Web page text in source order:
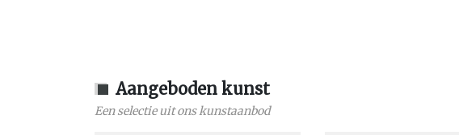
Aangeboden kunst
Een selectie uit ons kunstaanbod